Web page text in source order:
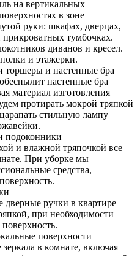
на вертикальных
в зоне
руки: шкафах, дверцах,
прикроватных тумбочках.
диванов и кресел.
и этажерки.
торшеры и настенные бра
настенные бра
материал изготовления
протирать мокрой тряпкой
стильную лампу
подоконники
и влажной тряпочкой все
При уборке мы
средства,
дверные ручки в квартире
при необходимости
поверхности
в комнате, включая